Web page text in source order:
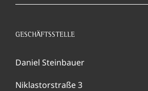
GESCHÄFTSSTELLE
Daniel Steinbauer
Niklastorstraße 3